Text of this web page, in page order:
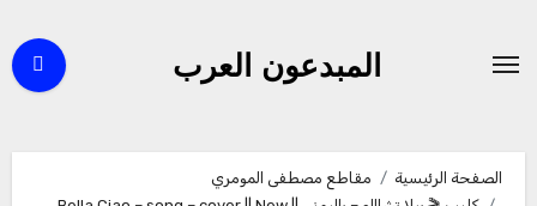
المبدعون العرب
الصفحة الرئيسية
مقاطع مصطفى المومري